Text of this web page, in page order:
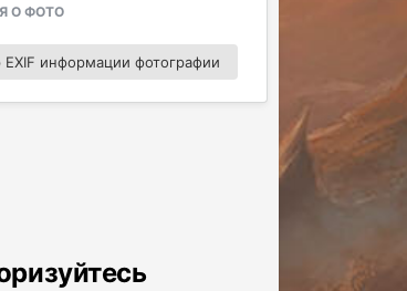
О ФОТО
EXIF информации фотографии